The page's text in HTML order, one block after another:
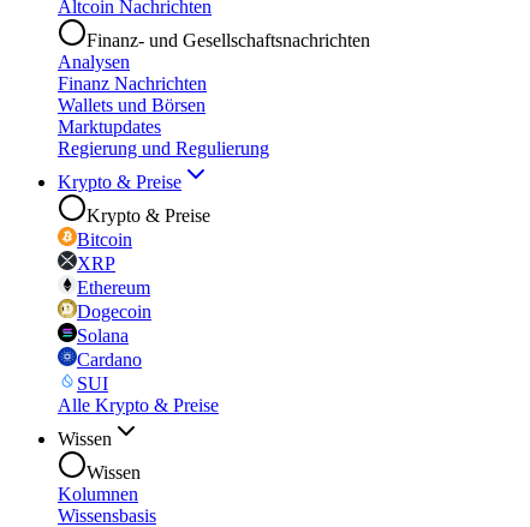
Altcoin Nachrichten
Finanz- und Gesellschaftsnachrichten
Analysen
Finanz Nachrichten
Wallets und Börsen
Marktupdates
Regierung und Regulierung
Krypto & Preise
Krypto & Preise
Bitcoin
XRP
Ethereum
Dogecoin
Solana
Cardano
SUI
Alle Krypto & Preise
Wissen
Wissen
Kolumnen
Wissensbasis